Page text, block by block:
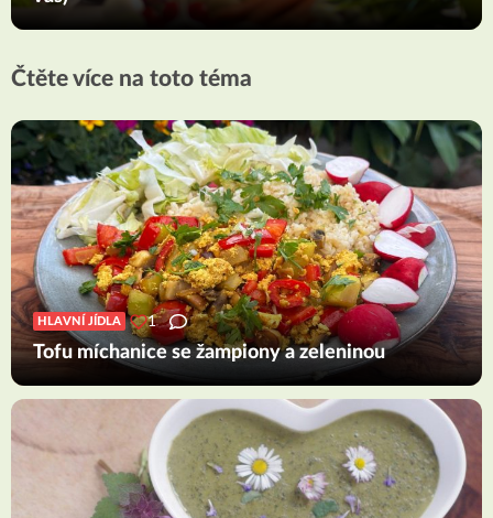
Čtěte více na toto téma
HLAVNÍ JÍDLA 1
Tofu míchanice se žampiony a zeleninou